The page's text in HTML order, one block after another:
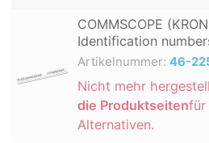
COMMSCOPE
Identification
Artikelnummer: 46-
Nicht mehr
die Produktseitenfür
Alternativen.